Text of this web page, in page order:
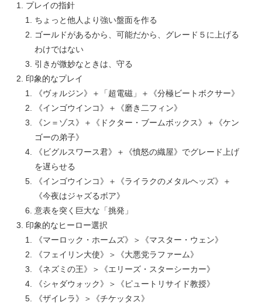
プレイの指針
ちょっと他人より強い盤面を作る
ゴールドがあるから、可能だから、グレード５に上げる
わけではない
引きが微妙なときは、守る
印象的なプレイ
《ヴォルジン》＋「超電磁」＋《分極ビートボクサー》
《インゴウインコ》＋《磨き二フィン》
《ン＝ゾス》＋《ドクター・ブームボックス》＋《ケン
ゴーの弟子》
《ビグルスワース君》＋《憤怒の織屋》でグレード上げ
を遅らせる
《インゴウインコ》＋《ライラクのメタルヘッズ》＋
《今夜はジャズるボア》
意表を突く巨大な「挑発」
印象的なヒーロー選択
《マーロック・ホームズ》＞《マスター・ウェン》
《フェイリン大使》＞《大悪党ラファーム》
《ネズミの王》＞《エリーズ・スターシーカー》
《シャダウォック》＞《ピュートリサイド教授》
《ザイレラ》＞《チケッタス》